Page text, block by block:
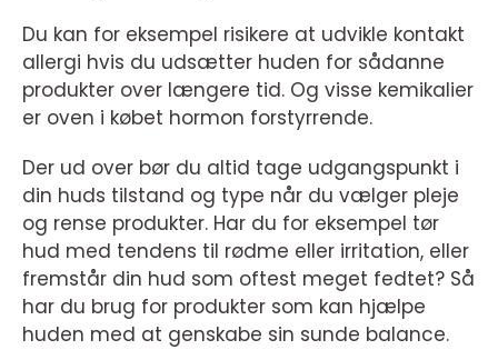
Du kan for eksempel risikere at udvikle kontakt
allergi hvis du udsætter huden for sådanne
produkter over længere tid. Og visse kemikalier
er oven i købet hormon forstyrrende.
Der ud over bør du altid tage udgangspunkt i
din huds tilstand og type når du vælger pleje
og rense produkter. Har du for eksempel tør
hud med tendens til rødme eller irritation, eller
fremstår din hud som oftest meget fedtet? Så
har du brug for produkter som kan hjælpe
huden med at genskabe sin sunde balance.